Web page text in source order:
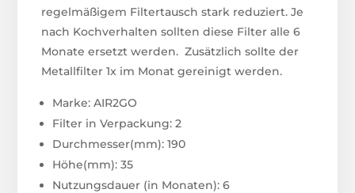
regelmäßigem Filtertausch stark reduziert. Je
nach Kochverhalten sollten diese Filter alle 6
Monate ersetzt werden. Zusätzlich sollte der
Metallfilter 1x im Monat gereinigt werden.
Marke: AIR2GO
Filter in Verpackung: 2
Durchmesser(mm): 190
Höhe(mm): 35
Nutzungsdauer (in Monaten): 6